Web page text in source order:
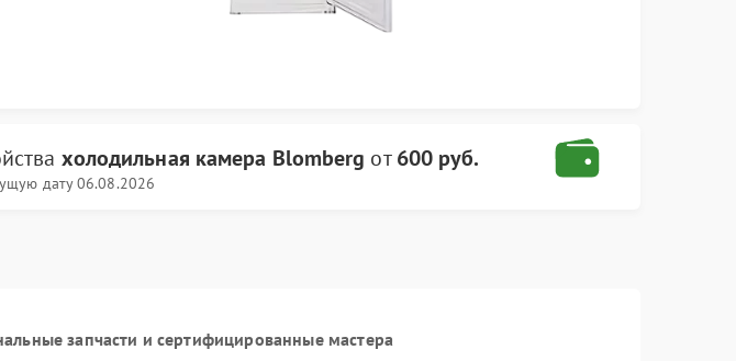
холодильная камера Blomberg от600 руб.
дату 06.08.2026
запчасти и сертифицированные мастера